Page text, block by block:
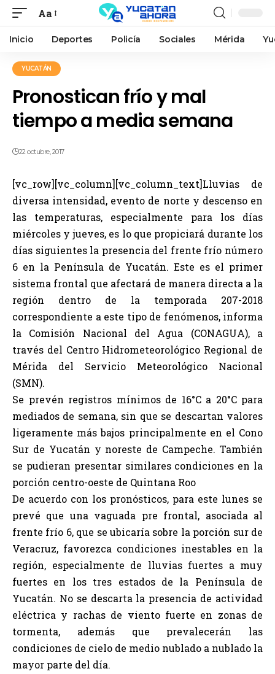
Aa
Inicio Deportes Policía Sociales Mérida
YUCATÁN
Pronostican frío y mal
tiempo a media semana
22 octubre, 2017
[vc_row][vc_column][vc_column_text]Lluvias de
diversa intensidad, evento de norte y descenso en
las temperaturas, especialmente para los días
miércoles y jueves, es lo que propiciará durante los
días siguientes la presencia del frente frío número
6 en la Península de Yucatán. Este es el primer
sistema frontal que afectará de manera directa a la
región dentro de la temporada 207-2018
correspondiente a este tipo de fenómenos, informa
la Comisión Nacional del Agua (CONAGUA), a
través del Centro Hidrometeorológico Regional de
Mérida del Servicio Meteorológico Nacional
(SMN).
Se prevén registros mínimos de 16°C a 20°C para
mediados de semana, sin que se descartan valores
ligeramente más bajos principalmente en el Cono
Sur de Yucatán y noreste de Campeche. También
se pudieran presentar similares condiciones en la
porción centro-oeste de Quintana Roo
De acuerdo con los pronósticos, para este lunes se
prevé que una vaguada pre frontal, asociada al
frente frío 6, que se ubicaría sobre la porción sur de
Veracruz, favorezca condiciones inestables en la
región, especialmente de lluvias fuertes a muy
fuertes en los tres estados de la Península de
Yucatán. No se descarta la presencia de actividad
eléctrica y rachas de viento fuerte en zonas de
tormenta, además que prevalecerán las
condiciones de cielo de medio nublado a nublado la
mayor parte del día.